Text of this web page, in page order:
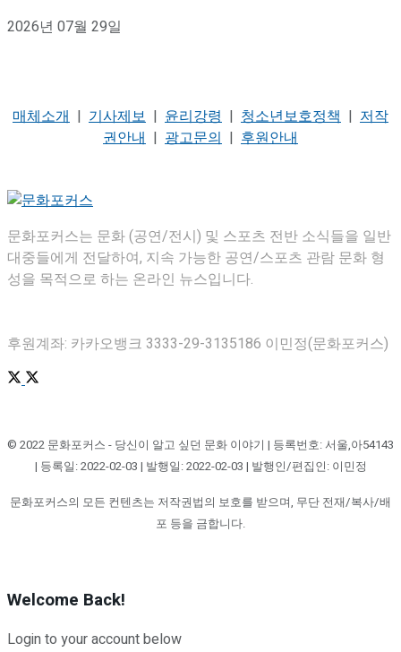
2026년 07월 29일
매체소개 | 기사제보 | 윤리강령 | 청소년보호정책 | 저작
권안내 | 광고문의 | 후원안내
문화포커스는 문화 (공연/전시) 및 스포츠 전반 소식들을 일반
대중들에게 전달하여, 지속 가능한 공연/스포츠 관람 문화 형
성을 목적으로 하는 온라인 뉴스입니다.
후원계좌: 카카오뱅크 3333-29-3135186 이민정(문화포커스)
© 2022 문화포커스 - 당신이 알고 싶던 문화 이야기 | 등록번호: 서울,아54143
| 등록일: 2022-02-03 | 발행일: 2022-02-03 | 발행인/편집인: 이민정
문화포커스의 모든 컨텐츠는 저작권법의 보호를 받으며, 무단 전재/복사/배
포 등을 금합니다.
Welcome Back!
Login to your account below